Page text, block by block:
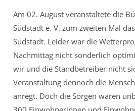
Am 02. August veranstaltete die
Südstadt e. V. zum zweiten Mal
Südstadt. Leider war die
Nachmittag nicht sonderlich
wir und die Standbetreiber nicht
Veranstaltung dennoch die
anregt. Doch die Sorgen waren